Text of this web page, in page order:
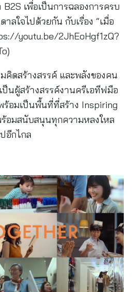
เพื่อเป็นการฉลองการครบ
ลใจไปด้วยกัน กับเรื่อง “เมื่อ
youtu.be/2JhEoHgf1zQ?
คิดสร้างสรรค์ และพลังของคน
นผู้สร้างสรรค์งานครีเอทีฟมือ
อมเป็นพื้นที่ที่สร้าง Inspiring
อมสนับสนุนทุกความหลงใหล
อีกไกล